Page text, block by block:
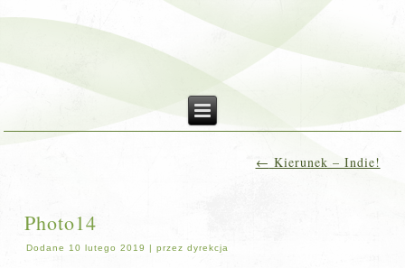
← Kierunek – Indie!
Photo14
Dodane 10 lutego 2019 |przez dyrekcja